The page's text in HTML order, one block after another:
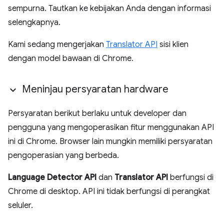
sempurna. Tautkan ke kebijakan Anda dengan informasi
selengkapnya.
Kami sedang mengerjakan Translator API sisi klien
dengan model bawaan di Chrome.
Meninjau persyaratan hardware
Persyaratan berikut berlaku untuk developer dan
pengguna yang mengoperasikan fitur menggunakan API
ini di Chrome. Browser lain mungkin memiliki persyaratan
pengoperasian yang berbeda.
Language Detector API dan Translator API berfungsi di
Chrome di desktop. API ini tidak berfungsi di perangkat
seluler.